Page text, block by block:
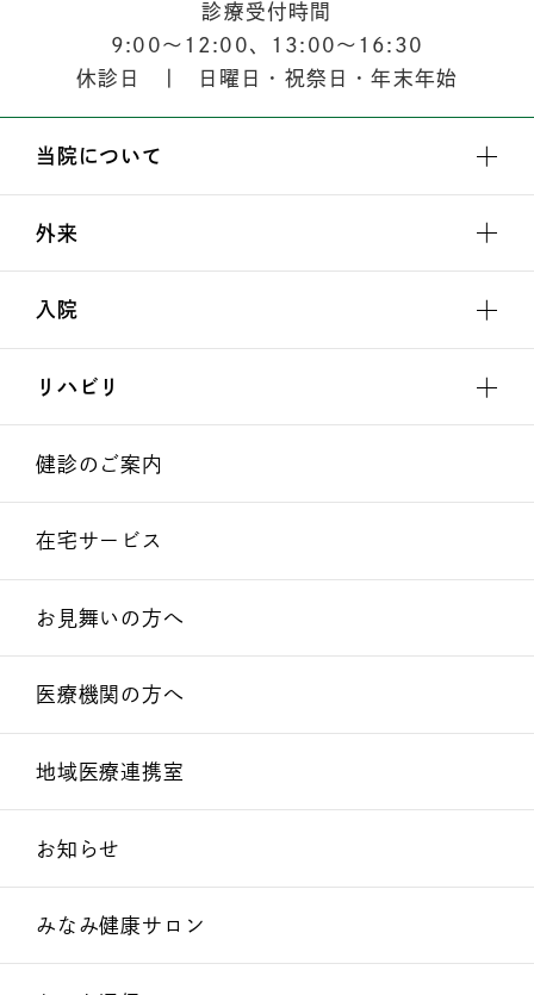
診療受付時間
9:00〜 12:00、 13:00〜 16:30
休診日 | 日曜日・祝祭日・年末年始
当院について
外来
入院
リハビリ
健診のご案内
在宅サービス
お見舞いの方へ
医療機関の方へ
地域医療連携室
お知らせ
みなみ健康サロン